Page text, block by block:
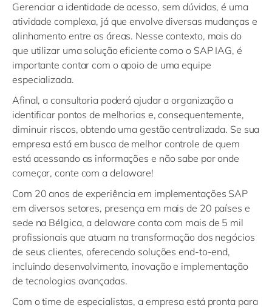
Gerenciar a identidade de acesso, sem dúvidas, é uma
atividade complexa, já que envolve diversas mudanças e
alinhamento entre as áreas. Nesse contexto, mais do
que utilizar uma solução eficiente como o SAP IAG, é
importante contar com o apoio de uma equipe
especializada.
Afinal, a consultoria poderá ajudar a organização a
identificar pontos de melhorias e, consequentemente,
diminuir riscos, obtendo uma gestão centralizada. Se sua
empresa está em busca de melhor controle de quem
está acessando as informações e não sabe por onde
começar, conte com a delaware!
Com 20 anos de experiência em implementações SAP
em diversos setores, presença em mais de 20 países e
sede na Bélgica, a delaware conta com mais de 5 mil
profissionais que atuam na transformação dos negócios
de seus clientes, oferecendo soluções end-to-end,
incluindo desenvolvimento, inovação e implementação
de tecnologias avançadas.
Com o time de especialistas, a empresa está pronta para